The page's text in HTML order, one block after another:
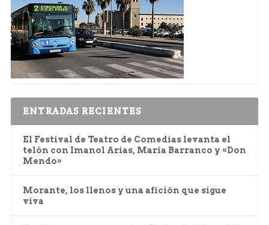
ENTRADAS RECIENTES
El Festival de Teatro de Comedias levanta el
telón con Imanol Arias, María Barranco y «Don
Mendo»
Morante, los llenos y una afición que sigue
viva